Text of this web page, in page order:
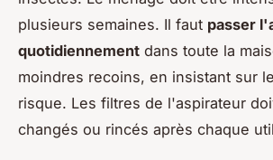
plusieurs semaines. Il faut passer
quotidiennement dans toute la
moindres recoins, en insistant sur
risque. Les filtres de l'aspirateur
changés ou rincés après chaque